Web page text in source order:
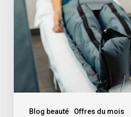
Blog beauté Offres du mois
pressothérapie